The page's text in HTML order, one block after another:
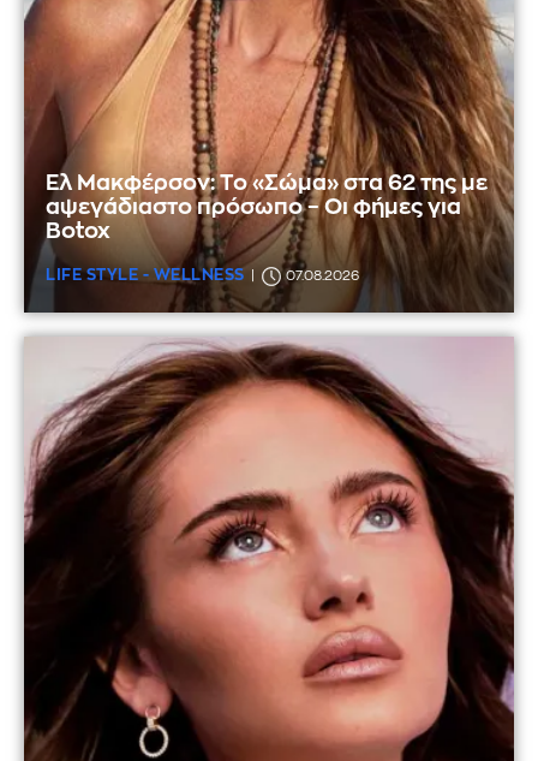
Ελ Μακφέρσον: Το «Σώμα» στα 62 της με
αψεγάδιαστο πρόσωπο – Οι φήμες για
Botox
LIFE STYLE - WELLNESS 07.08.2026